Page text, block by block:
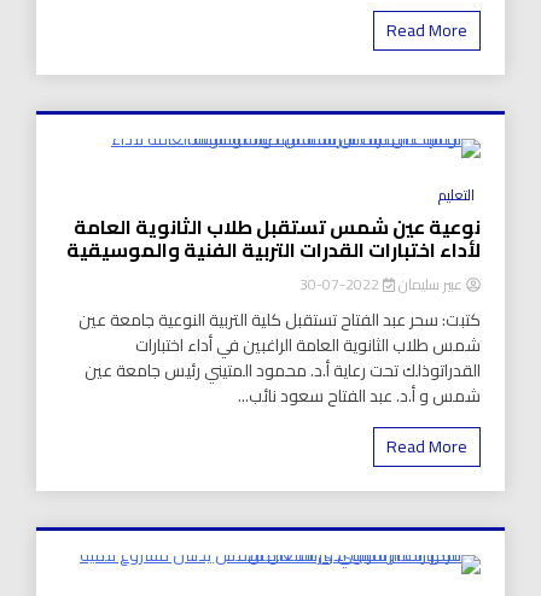
Read More
التعليم
نوعية عين شمس تستقبل طلاب الثانوية العامة
لأداء اختبارات القدرات التربية الفنية والموسيقية
عبير سليمان
كتبت: سحر عبد الفتاح تستقبل كلية التربية النوعية جامعة عين
شمس طلاب الثانوية العامة الراغبين في أداء اختبارات
القدراتوذلك تحت رعاية أ.د. محمود المتيني رئيس جامعة عين
شمس و أ.د. عبد الفتاح سعود نائب...
Read More